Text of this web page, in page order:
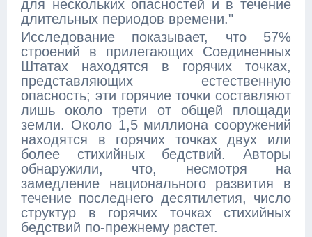
для нескольких опасностей и в течение
длительных периодов времени."
Исследование показывает, что 57%
строений в прилегающих Соединенных
Штатах находятся в горячих точках,
представляющих естественную
опасность; эти горячие точки составляют
лишь около трети от общей площади
земли. Около 1,5 миллиона сооружений
находятся в горячих точках двух или
более стихийных бедствий. Авторы
обнаружили, что, несмотря на
замедление национального развития в
течение последнего десятилетия, число
структур в горячих точках стихийных
бедствий по-прежнему растет.